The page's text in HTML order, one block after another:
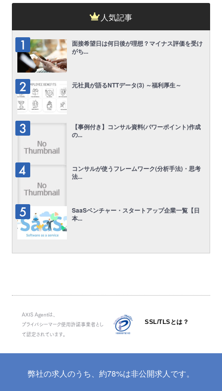
人気記事
面接希望日は何日後が理想？マイナス評価を受け
がち...
元社員が語るNTTデータ(3) ～福利厚生～
【事例付き】コンサル資料(パワーポイント)作成
の...
コンサルが使うフレームワーク(分析手法)・思考
法...
SaaSベンチャー・スタートアップ企業一覧【日
本...
AXIS Agentは、
プライバシーマーク使用許諾事業者とし
て認定されています。
SSL/TLSとは？
弊社の求人のうち、約78%は非公開求人です。